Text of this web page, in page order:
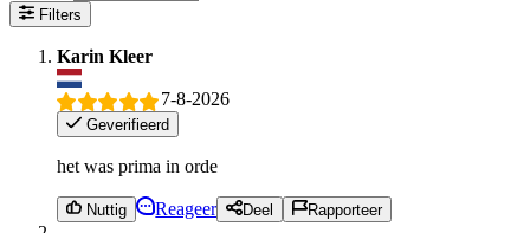
Filters
Karin Kleer
7-8-2026
Geverifieerd
het was prima in orde
Nuttig Reageer Deel Rapporteer